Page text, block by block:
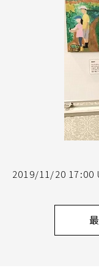
2019/11/20 17:00